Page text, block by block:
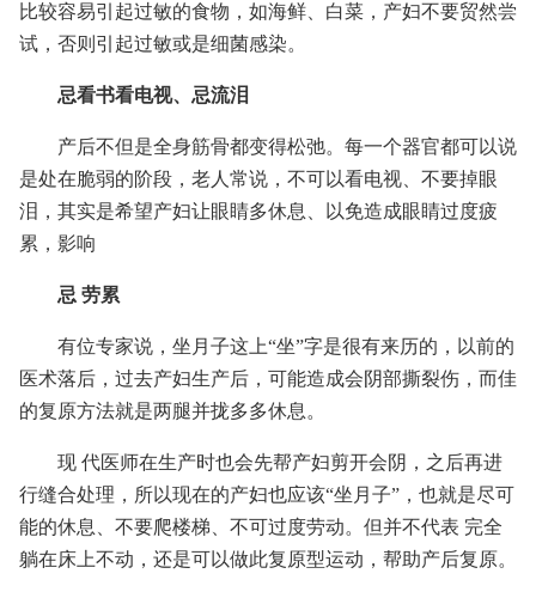
比较容易引起过敏的食物，如海鲜、白菜，产妇不要贸然尝
试，否则引起过敏或是细菌感染。
忌看书看电视、忌流泪
产后不但是全身筋骨都变得松弛。每一个器官都可以说
是处在脆弱的阶段，老人常说，不可以看电视、不要掉眼
泪，其实是希望产妇让眼睛多休息、以免造成眼睛过度疲
累，影响
忌 劳累
有位专家说，坐月子这上“坐”字是很有来历的，以前的
医术落后，过去产妇生产后，可能造成会阴部撕裂伤，而佳
的复原方法就是两腿并拢多多休息。
现 代医师在生产时也会先帮产妇剪开会阴，之后再进
行缝合处理，所以现在的产妇也应该“坐月子”，也就是尽可
能的休息、不要爬楼梯、不可过度劳动。但并不代表 完全
躺在床上不动，还是可以做此复原型运动，帮助产后复原。